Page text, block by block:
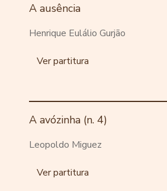
A ausência
Henrique Eulálio Gurjão
Ver partitura
A avózinha (n. 4)
Leopoldo Miguez
Ver partitura